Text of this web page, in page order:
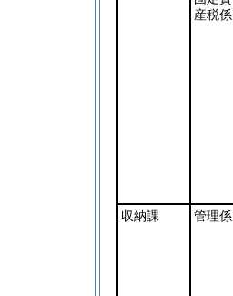
産税係
収納課 管理係